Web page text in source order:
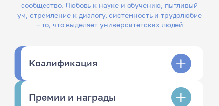
сообщество. Любовь к науке и обучению, пытливый
ум, стремление к диалогу, системность и трудолюбие
– то, что выделяет университетских людей
Квалификация
Премии и награды